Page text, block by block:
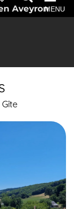
AveyronMENU
Gîte